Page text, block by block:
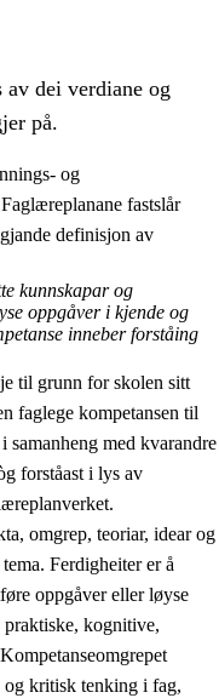
danning
dei verdiane og
på.
og
fastslår
definisjon av
kunnskapar og
oppgåver i kjende og
inneber forståing
til grunn for skolen sitt
faglege kompetansen til
samanheng med kvarandre
forståast i lys av
omgrep, teoriar, idear og
Ferdigheiter er å
oppgåver eller løyse
kognitive,
kritisk tenking i fag,